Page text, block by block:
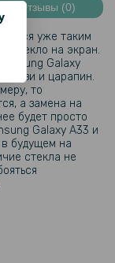
Film для Samsung
Galaxy A33
Samsung
Отзывы (0)
уже таким
стекло на экран.
Galaxy
грязи и царапин.
то
а замена на
будет просто
Galaxy A33 и
будущем на
стекла не